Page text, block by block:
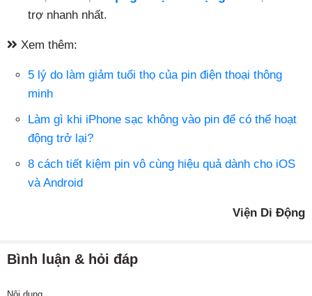
trợ nhanh nhất.
Xem thêm:
5 lý do làm giảm tuổi thọ của pin điện thoại thông
minh
Làm gì khi iPhone sạc không vào pin để có thể hoạt
động trở lại?
8 cách tiết kiệm pin vô cùng hiệu quả dành cho iOS
và Android
Viện Di Động
Bình luận & hỏi đáp